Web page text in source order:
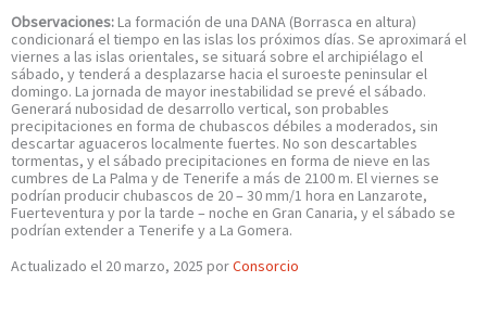
Observaciones:La formación de una DANA (Borrasca en altura)
condicionará el tiempo en las islas los próximos días. Se aproximará el
viernes a las islas orientales, se situará sobre el archipiélago el
sábado, y tenderá a desplazarse hacia el suroeste peninsular el
domingo. La jornada de mayor inestabilidad se prevé el sábado.
Generará nubosidad de desarrollo vertical, son probables
precipitaciones en forma de chubascos débiles a moderados, sin
descartar aguaceros localmente fuertes. No son descartables
tormentas, y el sábado precipitaciones en forma de nieve en las
cumbres de La Palma y de Tenerife a más de 2100 m. El viernes se
podrían producir chubascos de 20 – 30 mm/1 hora en Lanzarote,
Fuerteventura y por la tarde – noche en Gran Canaria, y el sábado se
podrían extender a Tenerife y a La Gomera.
Actualizado el 20 marzo, 2025 porConsorcio